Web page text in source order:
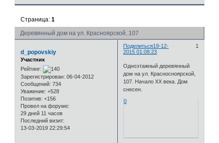
Деревянный дом на ул. Красноярской, 107
Страница:1
Поделиться 1
19-12-
2015 01:08:23
d_popovskiy
Участник
Рейтинг:
Зарегистрирован: 06-04-2012
Сообщений: 734
Уважение: +528
Позитив: +156
Провел на форуме:
29 дней 11 часов
Последний визит:
13-03-2019 22:29:54
Одноэтажный деревянный
дом на ул. Красносноярской,
107. Начало ХХ века. Дом
снесен.
0